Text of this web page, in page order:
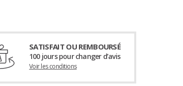
SATISFAIT OU REMBOURSÉ
100 jours pour changer d’avis
Voir les conditions